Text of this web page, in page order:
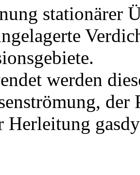
stationärer
werden
Herleitung